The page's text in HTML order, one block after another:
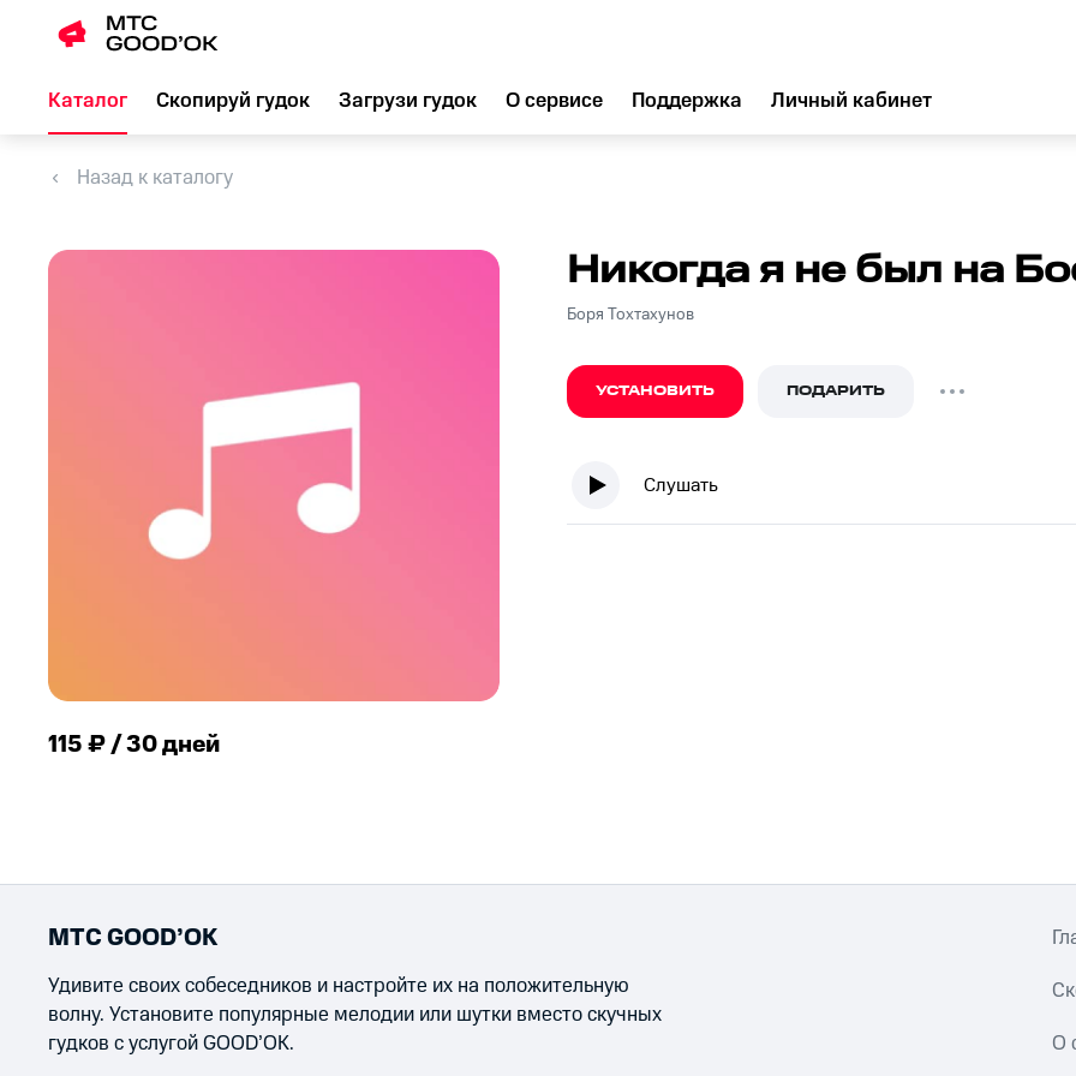
Каталог Скопируй гудок Загрузи гудок О сервисе Поддержка Личный кабинет
Назад к каталогу
115 ₽ / 30 дней
Никогда я не был на
Боря Тохтахунов
УСТАНОВИТЬ ПОДАРИТЬ
Слушать
МТС GOOD’OK
Удивите своих собеседников и настройте их на положительную
волну. Установите популярные мелодии или шутки вместо скучных
гудков с услугой GOOD’OK.
О